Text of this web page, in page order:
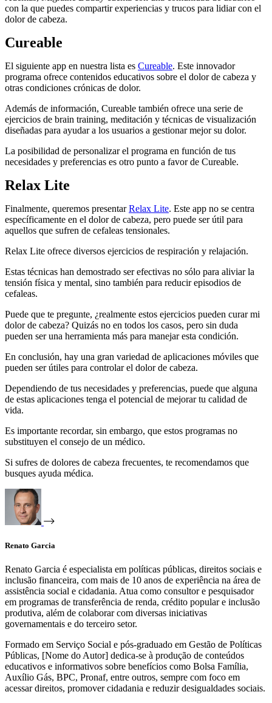
con la que puedes compartir experiencias y trucos para lidiar con el
dolor de cabeza.
Cureable
El siguiente app en nuestra lista es Cureable. Este innovador
programa ofrece contenidos educativos sobre el dolor de cabeza y
otras condiciones crónicas de dolor.
Además de información, Cureable también ofrece una serie de
ejercicios de brain training, meditación y técnicas de visualización
diseñadas para ayudar a los usuarios a gestionar mejor su dolor.
La posibilidad de personalizar el programa en función de tus
necesidades y preferencias es otro punto a favor de Cureable.
Relax Lite
Finalmente, queremos presentarRelax Lite. Este app no se centra
específicamente en el dolor de cabeza, pero puede ser útil para
aquellos que sufren de cefaleas tensionales.
Relax Lite ofrece diversos ejercicios de respiración y relajación.
Estas técnicas han demostrado ser efectivas no sólo para aliviar la
tensión física y mental, sino también para reducir episodios de
cefaleas.
Puede que te pregunte, ¿realmente estos ejercicios pueden curar mi
dolor de cabeza? Quizás no en todos los casos, pero sin duda
pueden ser una herramienta más para manejar esta condición.
En conclusión, hay una gran variedad de aplicaciones móviles que
pueden ser útiles para controlar el dolor de cabeza.
Dependiendo de tus necesidades y preferencias, puede que alguna
de estas aplicaciones tenga el potencial de mejorar tu calidad de
vida.
Es importante recordar, sin embargo, que estos programas no
substituyen el consejo de un médico.
Si sufres de dolores de cabeza frecuentes, te recomendamos que
busques ayuda médica.
Renato Garcia
Renato Garcia é especialista em políticas públicas, direitos sociais e
inclusão financeira, com mais de 10 anos de experiência na área de
assistência social e cidadania. Atua como consultor e pesquisador
em programas de transferência de renda, crédito popular e inclusão
produtiva, além de colaborar com diversas iniciativas
governamentais e do terceiro setor.
Formado em Serviço Social e pós-graduado em Gestão de Políticas
Públicas, [Nome do Autor] dedica-se à produção de conteúdos
educativos e informativos sobre benefícios como Bolsa Família,
Auxílio Gás, BPC, Pronaf, entre outros, sempre com foco em
acessar direitos, promover cidadania e reduzir desigualdades sociais.